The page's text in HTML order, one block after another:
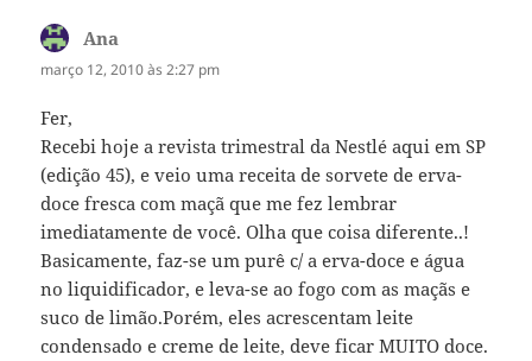
Ana
março 12, 2010 às 2:27 pm
Fer,
Recebi hoje a revista trimestral da Nestlé aqui em SP
(edição 45), e veio uma receita de sorvete de erva-
doce fresca com maçã que me fez lembrar
imediatamente de você. Olha que coisa diferente..!
Basicamente, faz-se um purê c/ a erva-doce e água
no liquidificador, e leva-se ao fogo com as maçãs e
suco de limão.Porém, eles acrescentam leite
condensado e creme de leite, deve ficar MUITO doce.